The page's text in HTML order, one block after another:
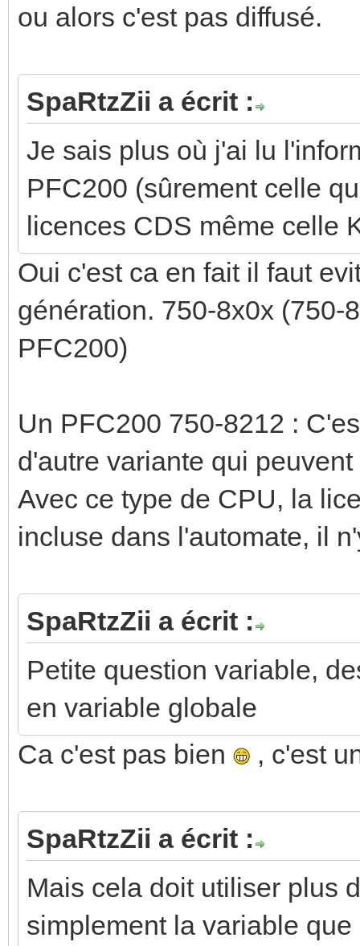
ou alors c'est pas diffusé.
SpaRtzZii a écrit :
Je sais plus où j'ai lu
PFC200 (sûrement celle
licences CDS même celle
Oui c'est ca en fait il faut
génération. 750-8x0x (750-
PFC200)
Un PFC200 750-8212 :
d'autre variante qui
Avec ce type de CPU, la
incluse dans l'automate, il
SpaRtzZii a écrit :
Petite question variable,
en variable globale
Ca c'est pas bien
, c'est
SpaRtzZii a écrit :
Mais cela doit utiliser plus
simplement la variable